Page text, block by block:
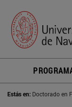
Estás en: Doctorado en